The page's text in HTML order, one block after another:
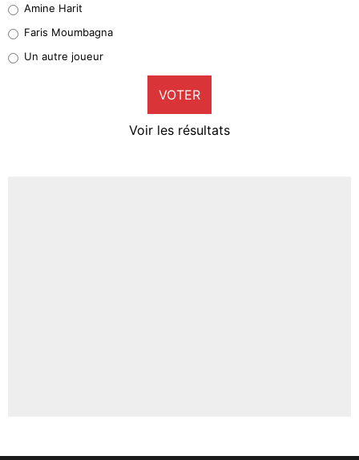
1%
9%
Amine Harit
Faris Moumbagna
Un autre joueur
VOTER
Voir les résultats